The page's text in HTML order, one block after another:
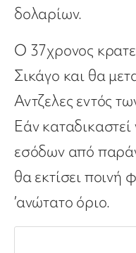
δολαρίων.
Ο 37χρονος
Σικάγο και θα
Αντζελες εντός
Εάν
εσόδων από
θα εκτίσει ποινή
’ανώτατο όριο.